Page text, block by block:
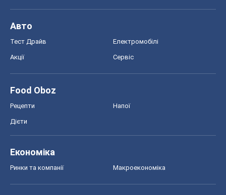
Авто
Тест Драйв Електромобілі
Акції Сервіс
Food Oboz
Рецепти Напої
Дієти
Економіка
Ринки та компанії Макроекономіка